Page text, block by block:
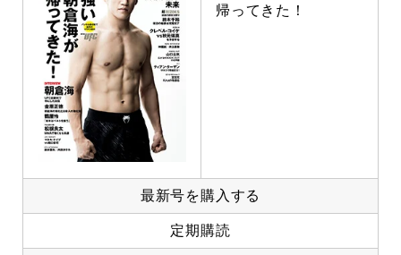
帰ってきた！
最新号を購入する
定期購読